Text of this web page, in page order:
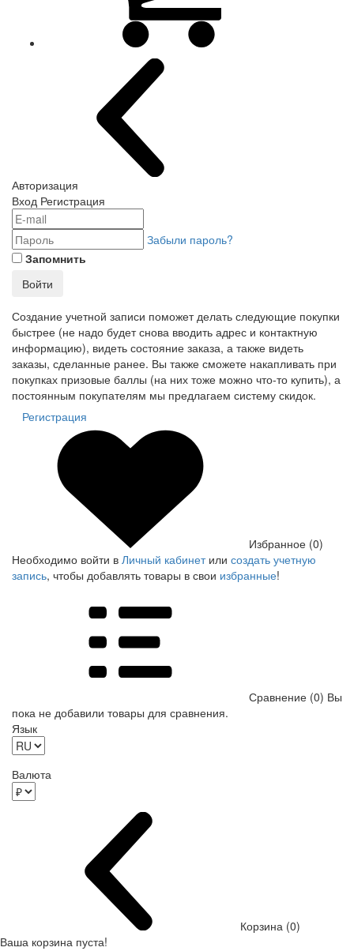
Авторизация
Вход Регистрация
Забыли пароль?
Запомнить
Войти
Создание учетной записи поможет делать следующие покупки
быстрее (не надо будет снова вводить адрес и контактную
информацию), видеть состояние заказа, а также видеть
заказы, сделанные ранее. Вы также сможете накапливать при
покупках призовые баллы (на них тоже можно что-то купить), а
постоянным покупателям мы предлагаем систему скидок.
Регистрация
Избранное (0)
Необходимо войти в Личный кабинетили создать учетную
запись, чтобы добавлять товары в свои избранные!
Сравнение (0) Вы
пока не добавили товары для сравнения.
Язык
Валюта
Корзина (0)
Ваша корзина пуста!